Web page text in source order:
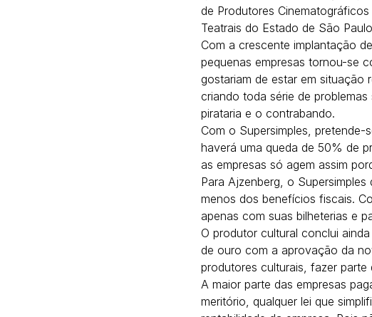
de Produtores
Teatrais do Estado de São
Com a crescente implantação
pequenas empresas tornou-se
gostariam de estar em situação
criando toda série de
pirataria e o contrabando.
Com o Supersimples, pretende-
haverá uma queda de 50% de
as empresas só agem assim
Para Ajzenberg, o
menos dos benefícios fiscais.
apenas com suas bilheterias e
O produtor cultural conclui
de ouro com a aprovação da
produtores culturais, fazer
A maior parte das empresas
meritório, qualquer lei que